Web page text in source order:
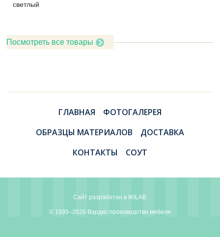
светлый
Посмотреть все товары
ГЛАВНАЯ
ФОТОГАЛЕРЕЯ
ОБРАЗЦЫ МАТЕРИАЛОВ
ДОСТАВКА
КОНТАКТЫ
СОУТ
Сайт разработан в IKILAB
© 1995–2026 Вардис производство мебели